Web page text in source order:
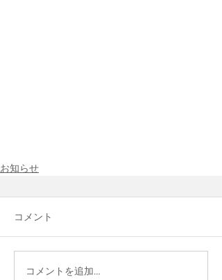
お知らせ
コメント
コメントを追加…